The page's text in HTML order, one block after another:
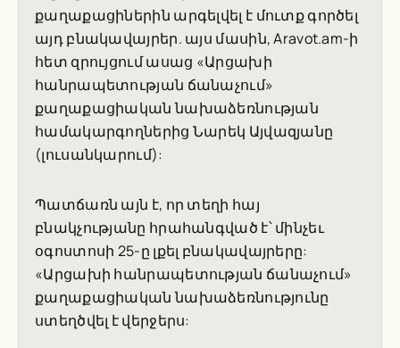
քաղաքացիներին արգելվել է մուտք գործել
այդ բնակավայրեր. այս մասին, Aravot.am-ի
հետ զրույցում ասաց «Արցախի
հանրապետության ճանաչում»
քաղաքացիական նախաձեռնության
համակարգողներից Նարեկ Այվազյանը
(լուսանկարում):
Պատճառն այն է, որ տեղի հայ
բնակչությանը հրահանգված է՝ մինչեւ
օգոստոսի 25-ը լքել բնակավայրերը:
«Արցախի հանրապետության ճանաչում»
քաղաքացիական նախաձեռնությունը
ստեղծվել է վերջերս: